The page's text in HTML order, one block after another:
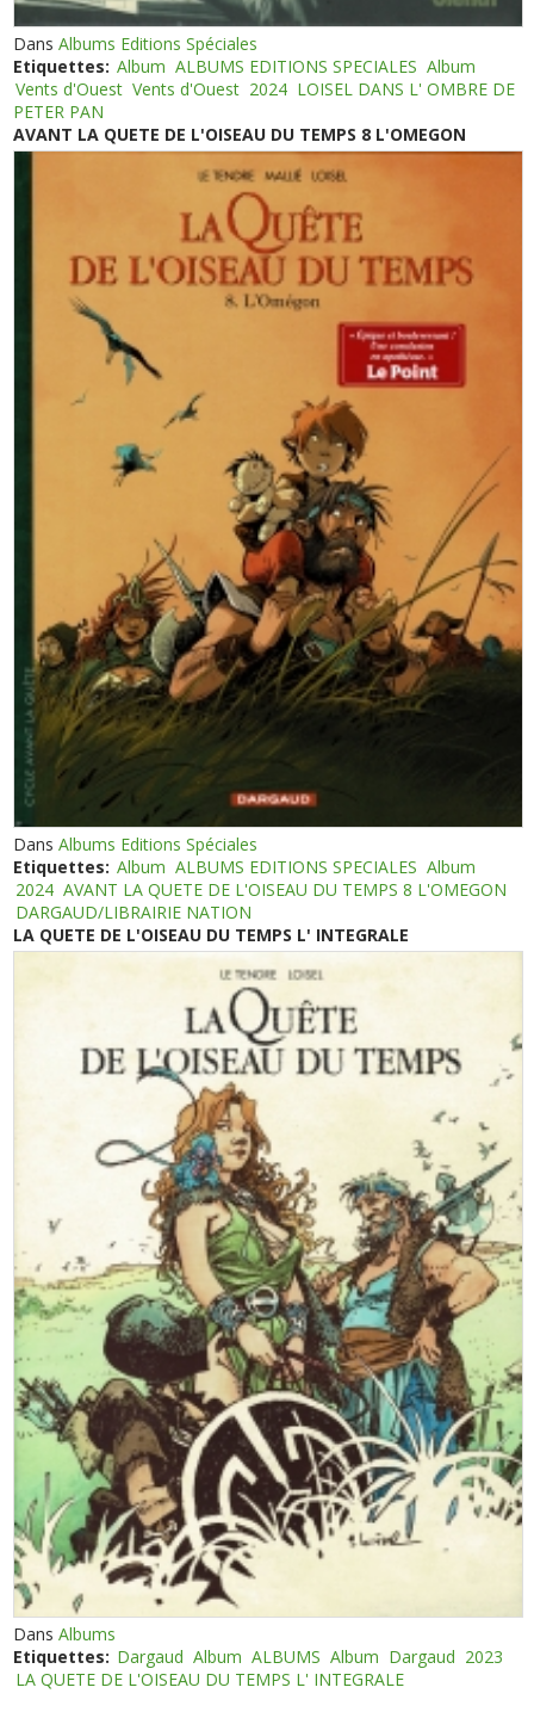
DansAlbums Editions Spéciales
Etiquettes: Album ALBUMS EDITIONS SPECIALES Album
Vents d'Ouest Vents d'Ouest 2024 LOISEL DANS L' OMBRE DE
PETER PAN
AVANT LA QUETE DE L'OISEAU DU TEMPS 8 L'OMEGON
DansAlbums Editions Spéciales
Etiquettes: Album ALBUMS EDITIONS SPECIALES Album
2024 AVANT LA QUETE DE L'OISEAU DU TEMPS 8 L'OMEGON
DARGAUD/LIBRAIRIE NATION
LA QUETE DE L'OISEAU DU TEMPS L' INTEGRALE
DansAlbums
Etiquettes: Dargaud Album ALBUMS Album Dargaud 2023
LA QUETE DE L'OISEAU DU TEMPS L' INTEGRALE